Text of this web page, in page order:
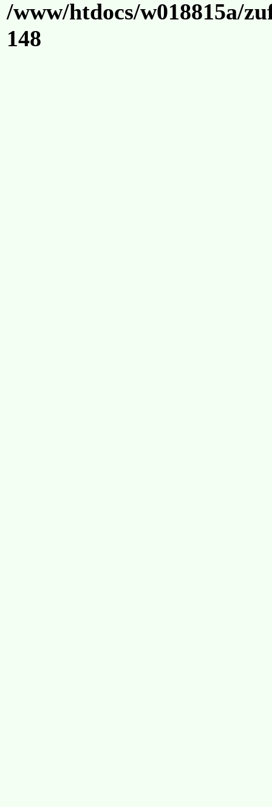
/www/htdocs/w018815a/
148